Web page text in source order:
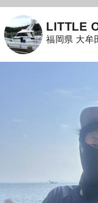
LITTLE
福岡県 大牟